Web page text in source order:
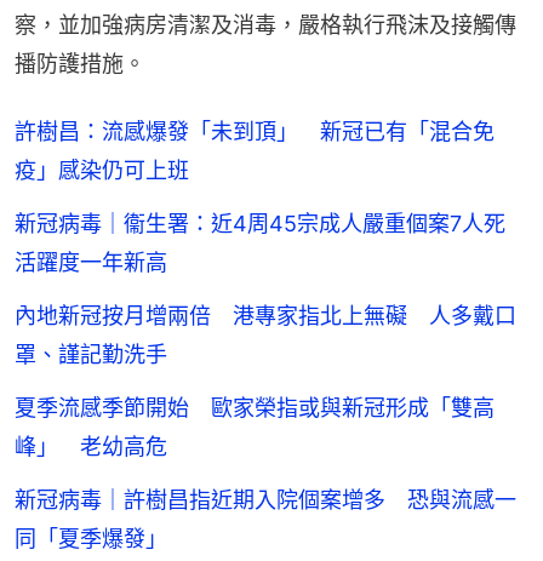
察，並加強病房清潔及消毒，嚴格執行飛沫及接觸傳
播防護措施。
許樹昌：流感爆發「未到頂」 新冠已有「混合免
疫」感染仍可上班
新冠病毒｜衞生署：近4周45宗成人嚴重個案7人死
活躍度一年新高
內地新冠按月增兩倍 港專家指北上無礙 人多戴口
罩、謹記勤洗手
夏季流感季節開始 歐家榮指或與新冠形成「雙高
峰」 老幼高危
新冠病毒｜許樹昌指近期入院個案增多 恐與流感一
同「夏季爆發」